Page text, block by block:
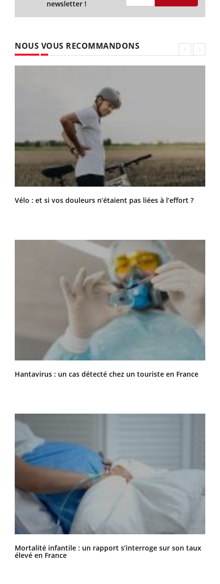
newsletter !
NOUS VOUS RECOMMANDONS
Vélo : et si vos douleurs n’étaient pas liées à l’effort ?
Hantavirus : un cas détecté chez un touriste en France
Mortalité infantile : un rapport s’interroge sur son taux
élevé en France